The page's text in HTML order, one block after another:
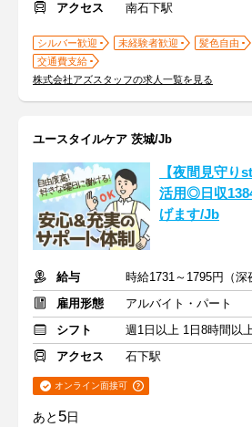
アクセス
南石下駅
シルバー歓迎 未経験者歓迎 髪色自由
交通費支給
株式会社アズスタッフの求人一覧を見る
ユースタイルケア 茨城/Jb
【夜間見守り
活用◎日収
げます/Jb
給与
雇用形態
アルバイト・パート
シフト
週1日以上 1日8時間以
アクセス
石下駅
オンライン面接可
あと 5日